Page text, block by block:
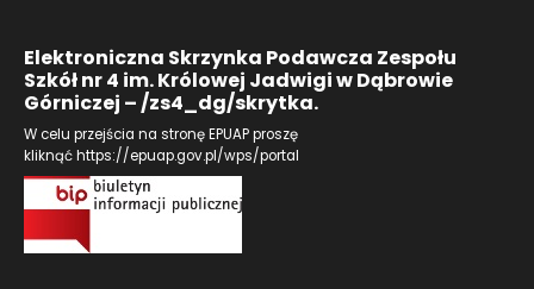
Elektroniczna Skrzynka Podawcza Zespołu
Szkół nr 4 im. Królowej Jadwigi w Dąbrowie
Górniczej – /zs4_dg/skrytka.
W celu przejścia na stronę EPUAP proszę
kliknąćhttps://epuap.gov.pl/wps/portal